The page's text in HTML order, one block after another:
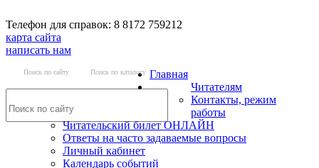
Телефон для справок: 8 8172 759212
карта сайта
написать нам
Поиск по сайту Поиск по каталогу Главная
Читателям
Контакты, режим
работы
Читательский билет ОНЛАЙН
Ответы на часто задаваемые вопросы
Личный кабинет
Календарь событий